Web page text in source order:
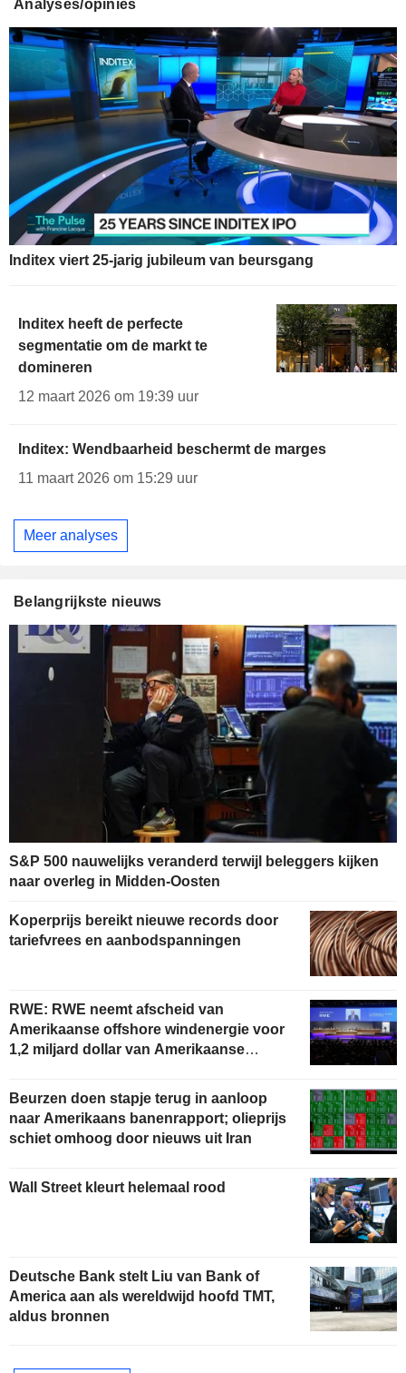
Analyses/opinies
Inditex viert 25-jarig jubileum van beursgang
Inditex heeft de perfecte
segmentatie om de markt te
domineren
12 maart 2026 om 19:39 uur
Inditex: Wendbaarheid beschermt de marges
11 maart 2026 om 15:29 uur
Meer analyses
Belangrijkste nieuws
S&P 500 nauwelijks veranderd terwijl beleggers kijken
naar overleg in Midden-Oosten
Koperprijs bereikt nieuwe records door
tariefvrees en aanbodspanningen
RWE: RWE neemt afscheid van
Amerikaanse offshore windenergie voor
1,2 miljard dollar van Amerikaanse
Beurzen doen stapje terug in aanloop
naar Amerikaans banenrapport; olieprijs
schiet omhoog door nieuws uit Iran
Wall Street kleurt helemaal rood
Deutsche Bank stelt Liu van Bank of
America aan als wereldwijd hoofd TMT,
aldus bronnen